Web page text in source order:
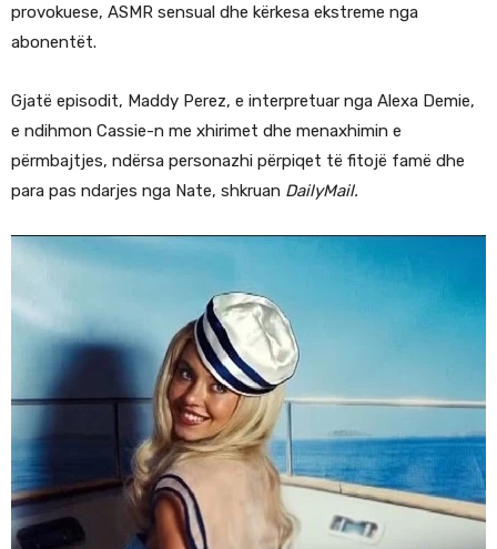
provokuese, ASMR sensual dhe kërkesa ekstreme nga
abonentët.
Gjatë episodit, Maddy Perez, e interpretuar nga Alexa Demie,
e ndihmon Cassie-n me xhirimet dhe menaxhimin e
përmbajtjes, ndërsa personazhi përpiqet të fitojë famë dhe
para pas ndarjes nga Nate, shkruan DailyMail.